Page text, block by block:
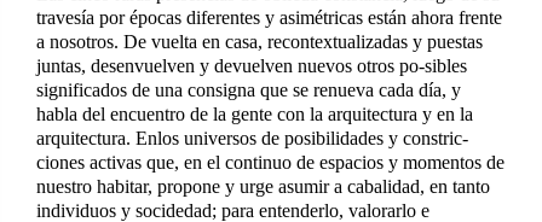
travesía por épocas diferentes y asimétricas están ahora frente
a nosotros. De vuelta en casa, recontextualizadas y puestas
juntas, desenvuelven y devuelven nuevos otros po-sibles
significados de una consigna que se renueva cada día, y
habla del encuentro de la gente con la arquitectura y en la
arquitectura. Enlos universos de posibilidades y constric-
ciones activas que, en el continuo de espacios y momentos de
nuestro habitar, propone y urge asumir a cabalidad, en tanto
individuos y socidedad; para entenderlo, valorarlo e